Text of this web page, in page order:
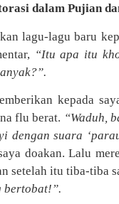
dalam Pujian
lagu-lagu baru
“Itu apa itu
kepada
flu berat. “Waduh,
dengan suara
doakan. Lalu
setelah itu tiba-tiba
bertobat!”.